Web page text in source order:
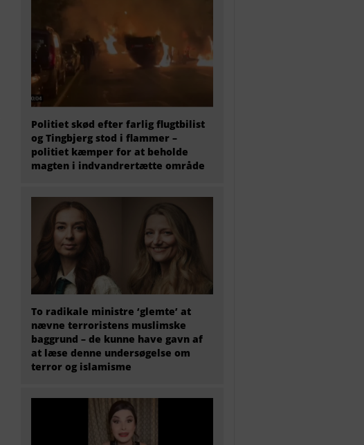
Politiet skød efter farlig flugtbilist
og Tingbjerg stod i flammer –
politiet kæmper for at beholde
magten i indvandrertætte område
To radikale ministre ‘glemte’ at
nævne terroristens muslimske
baggrund – de kunne have gavn af
at læse denne undersøgelse om
terror og islamisme